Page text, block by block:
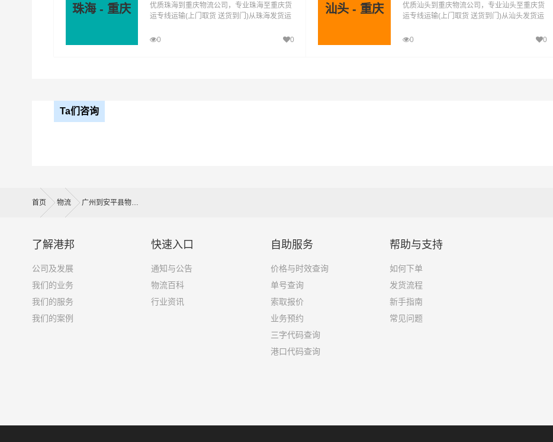
珠海 - 重庆
优质珠海到重庆物流公司，专业珠海至重庆货
运专线运输(上门取货 送货到门)从珠海发货运
庆直达物流专线
0 0
汕头 - 重庆
优质汕头到重庆物流公司，专业汕头至重庆货
运专线运输(上门取货 送货到门)从汕头发货运
庆直达物流专线
0 0
Ta们咨询
首页 物流 广州到安平县物流公司
了解港邦
公司及发展
我们的业务
我们的服务
我们的案例
快速入口
通知与公告
物流百科
行业资讯
自助服务
价格与时效查询
单号查询
索取报价
业务预约
三字代码查询
港口代码查询
帮助与支持
如何下单
发货流程
新手指南
常见问题